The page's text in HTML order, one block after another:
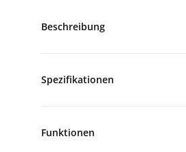
Beschreibung
Spezifikationen
Funktionen